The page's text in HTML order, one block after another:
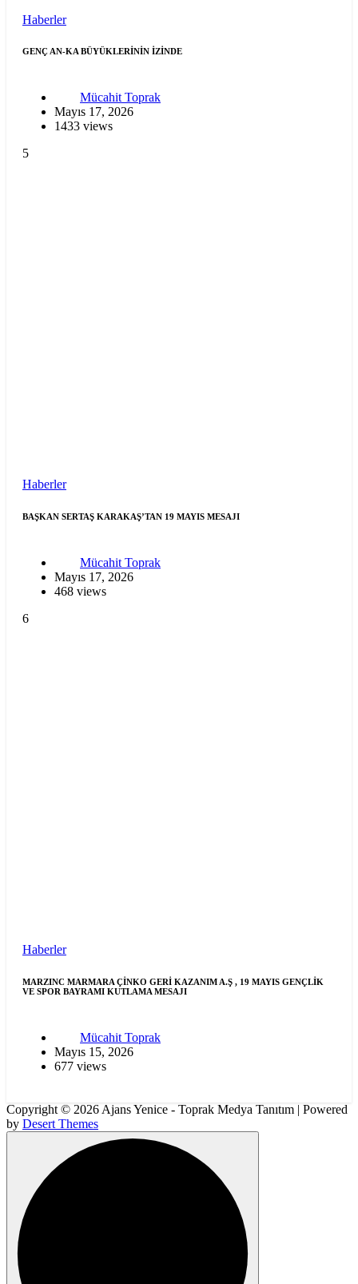
Haberler
GENÇ AN-KA BÜYÜKLERİNİN İZİNDE
Mücahit Toprak
Mayıs 17, 2026
1433 views
5
Haberler
BAŞKAN SERTAŞ KARAKAŞ’TAN 19 MAYIS MESAJI
Mücahit Toprak
Mayıs 17, 2026
468 views
6
Haberler
MARZINC MARMARA ÇİNKO GERİ KAZANIM A.Ş , 19 MAYIS GENÇLİK
VE SPOR BAYRAMI KUTLAMA MESAJI
Mücahit Toprak
Mayıs 15, 2026
677 views
Copyright © 2026 Ajans Yenice - Toprak Medya Tanıtım | Powered
by Desert Themes